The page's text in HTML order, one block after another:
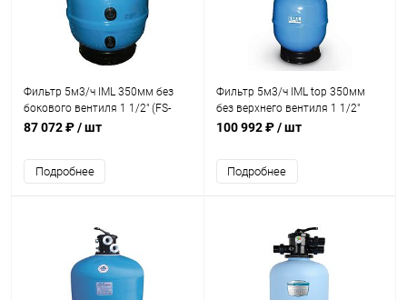
Фильтр 5м3/ч IML 350мм без
бокового вентиля 1 1/2" (FS-
350)
87 072 ₽/ шт
Подробнее
Фильтр 5м3/ч IML top 350мм
без верхнего вентиля 1 1/2"
(FST-350)
100 992 ₽/ шт
Подробнее